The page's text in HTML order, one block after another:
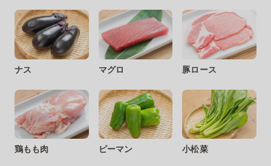
ナス マグロ 豚ロース
鶏もも肉 ピーマン 小松菜